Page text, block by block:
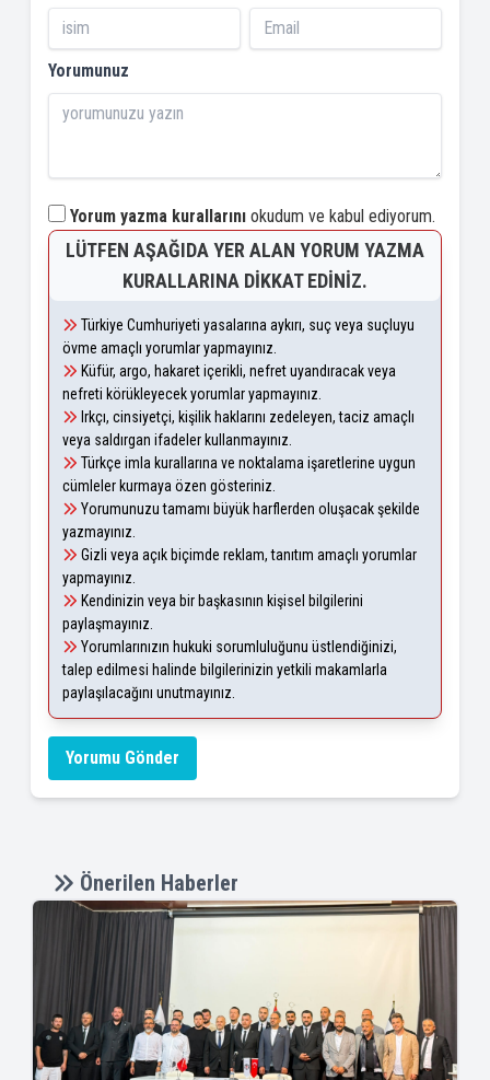
Yorumunuz
Yorum yazma kurallarını okudum ve kabul ediyorum.
LÜTFEN AŞAĞIDA YER ALAN YORUM YAZMA
KURALLARINA DIKKAT EDINIZ.
Türkiye Cumhuriyeti yasalarına aykırı, suç veya suçluyu
övme amaçlı yorumlar yapmayınız.
Küfür, argo, hakaret içerikli, nefret uyandıracak veya
nefreti körükleyecek yorumlar yapmayınız.
Irkçı, cinsiyetçi, kişilik haklarını zedeleyen, taciz amaçlı
veya saldırgan ifadeler kullanmayınız.
Türkçe imla kurallarına ve noktalama işaretlerine uygun
cümleler kurmaya özen gösteriniz.
Yorumunuzu tamamı büyük harflerden oluşacak şekilde
yazmayınız.
Gizli veya açık biçimde reklam, tanıtım amaçlı yorumlar
yapmayınız.
Kendinizin veya bir başkasının kişisel bilgilerini
paylaşmayınız.
Yorumlarınızın hukuki sorumluluğunu üstlendiğinizi,
talep edilmesi halinde bilgilerinizin yetkili makamlarla
paylaşılacağını unutmayınız.
Yorumu Gönder
Önerilen Haberler